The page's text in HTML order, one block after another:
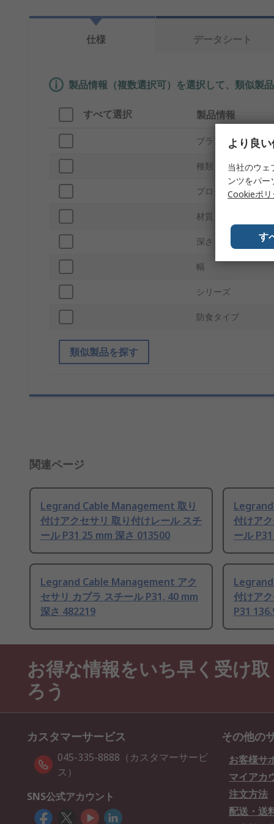
仕様
データシート
製品情報（複数選択可）を選択して、類似製品
すべて選択 製品情報
ブランド
種類
プロダクトタイプ
材質
深さ
幅
シリーズ
防食タイプ
類似製品を探す
関連ページ
Legrand Cable Management 取り
付けアクセサリ 取り付けレール スチ
ール P31 25 mm 深さ 013500
付けア
ール
Legrand Cable Management アク
セサリ カプラ スチール P31, 40 mm
深さ 482219
付けア
P31
お得な情報をいち早く受け取
ろう
カスタマーサービス
045-335-8888（カスタマーサービ
ス）
SNS公式アカウント
その他の
お客様サ
マイアカ
注文方法
配送・送
より良
当社のウェ
ンツをパー
Cookieポリ
す